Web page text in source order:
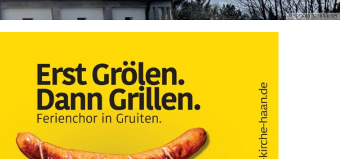
© Barbara Dannhäuser